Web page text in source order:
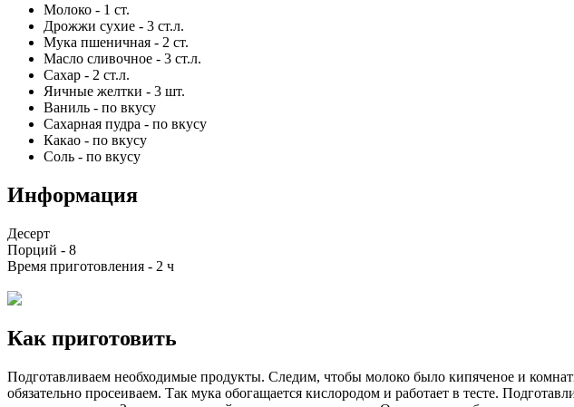
Молоко - 1 ст.
Дрожжи сухие - 3 ст.л.
Мука пшеничная - 2 ст.
Масло сливочное - 3 ст.л.
Сахар - 2 ст.л.
Яичные желтки - 3 шт.
Ваниль - по вкусу
Сахарная пудра - по вкусу
Какао - по вкусу
Соль - по вкусу
Информация
Десерт
Порций - 8
Время приготовления - 2 ч
Как приготовить
Подготавливаем необходимые продукты. Следим, чтобы молоко было кипяченое и
обязательно просеиваем. Так мука обогащается кислородом и работает в тесте.